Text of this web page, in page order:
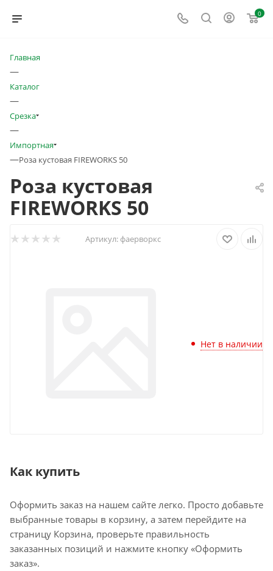
0
Главная
—
Каталог
—
Срезка
—
Импортная
—Роза кустовая FIREWORKS 50
Роза кустовая
FIREWORKS 50
Артикул:фаерворкс
Нет в наличии
Как купить
Оформить заказ на нашем сайте легко. Просто добавьте
выбранные товары в корзину, а затем перейдите на
страницу Корзина, проверьте правильность
заказанных позиций и нажмите кнопку «Оформить
заказ».